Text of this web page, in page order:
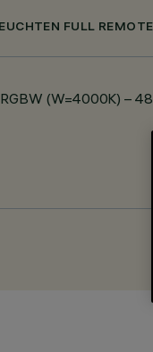
FULL REMOTE
(W=4000K) –